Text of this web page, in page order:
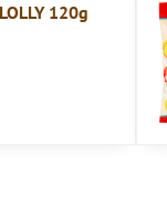
120g